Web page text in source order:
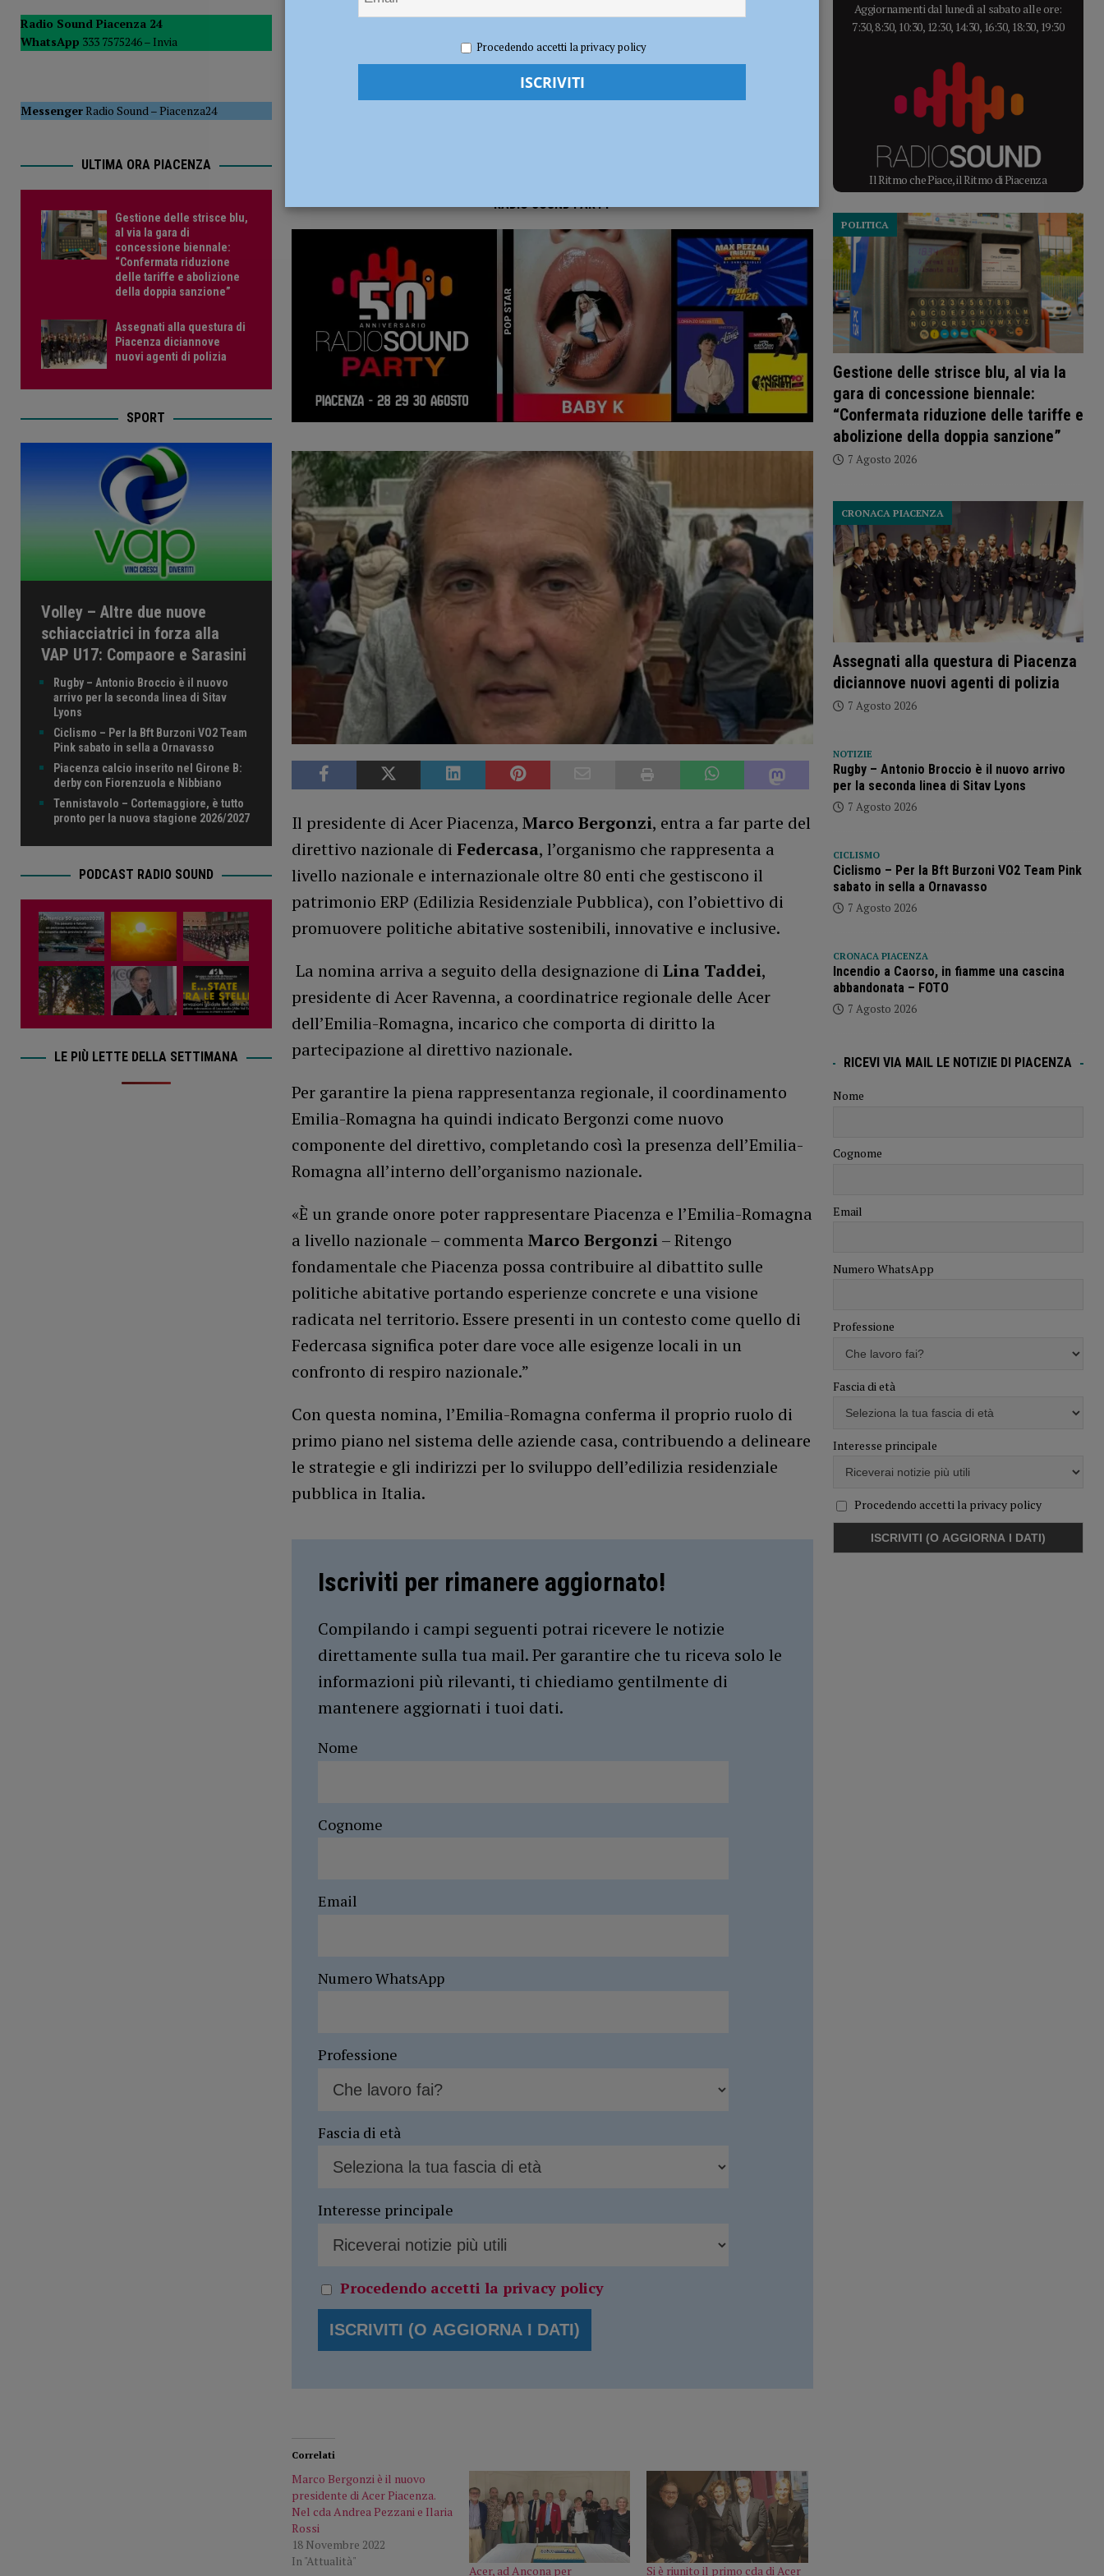
RADIO SOUND PARTY
Il presidente di Acer Piacenza, Marco Bergonzi, entra a far parte del
direttivo nazionale di Federcasa, l’organismo che rappresenta a
livello nazionale e internazionale oltre 80 enti che gestiscono il
patrimonio ERP (Edilizia Residenziale Pubblica), con l’obiettivo di
promuovere politiche abitative sostenibili, innovative e inclusive.
La nomina arriva a seguito della designazione di Lina Taddei,
presidente di Acer Ravenna, a coordinatrice regionale delle Acer
dell’Emilia-Romagna, incarico che comporta di diritto la
partecipazione al direttivo nazionale.
Per garantire la piena rappresentanza regionale, il coordinamento
Emilia-Romagna ha quindi indicato Bergonzi come nuovo
componente del direttivo, completando così la presenza dell’Emilia-
Romagna all’interno dell’organismo nazionale.
«È un grande onore poter rappresentare Piacenza e l’Emilia-Romagna
a livello nazionale – commenta Marco Bergonzi– Ritengo
fondamentale che Piacenza possa contribuire al dibattito sulle
politiche abitative portando esperienze concrete e una visione
radicata nel territorio. Essere presenti in un contesto come quello di
Federcasa significa poter dare voce alle esigenze locali in un
confronto di respiro nazionale.”
Con questa nomina, l’Emilia-Romagna conferma il proprio ruolo di
primo piano nel sistema delle aziende casa, contribuendo a delineare
le strategie e gli indirizzi per lo sviluppo dell’edilizia residenziale
pubblica in Italia.
Iscriviti per rimanere aggiornato!
Compilando i campi seguenti potrai ricevere le notizie
direttamente sulla tua mail. Per garantire che tu riceva solo le
informazioni più rilevanti, ti chiediamo gentilmente di
mantenere aggiornati i tuoi dati.
Nome
Cognome
Email
Numero WhatsApp
Professione
Fascia di età
Interesse principale
Procedendo accetti la privacy policy
Correlati
Marco Bergonzi è il nuovo
presidente di Acer Piacenza.
Nel cda Andrea Pezzani e Ilaria
Rossi
18 Novembre 2022
In "Attualità"
Acer, ad Ancona per Si è riunito il primo cda di Acer
Radio Sound Piacenza 24
WhatsApp 333 7575246 – Invia
MessengerRadio Sound–Piacenza24
ULTIMA ORA PIACENZA
Gestione delle strisce blu,
al via la gara di
concessione biennale:
“Confermata riduzione
delle tariffe e abolizione
della doppia sanzione”
Assegnati alla questura di
Piacenza diciannove
nuovi agenti di polizia
SPORT
Volley – Altre due nuove
schiacciatrici in forza alla
VAP U17: Compaore e Sarasini
Rugby – Antonio Broccio è il nuovo
arrivo per la seconda linea di Sitav
Lyons
Ciclismo – Per la Bft Burzoni VO2 Team
Pink sabato in sella a Ornavasso
Piacenza calcio inserito nel Girone B:
derby con Fiorenzuola e Nibbiano
Tennistavolo – Cortemaggiore, è tutto
pronto per la nuova stagione 2026/2027
PODCAST RADIO SOUND
LE PIÙ LETTE DELLA SETTIMANA
Aggiornamenti dal lunedì al sabato alle ore:
7:30, 8:30, 10:30, 12:30, 14:30, 16:30, 18:30, 19:30
Il Ritmo che Piace, il Ritmo di Piacenza
Gestione delle strisce blu, al via la
gara di concessione biennale:
“Confermata riduzione delle tariffe e
abolizione della doppia sanzione”
POLITICA
7 Agosto 2026
Assegnati alla questura di Piacenza
diciannove nuovi agenti di polizia
CRONACA PIACENZA
7 Agosto 2026
NOTIZIE
Rugby – Antonio Broccio è il nuovo arrivo
per la seconda linea di Sitav Lyons
7 Agosto 2026
CICLISMO
Ciclismo – Per la Bft Burzoni VO2 Team Pink
sabato in sella a Ornavasso
7 Agosto 2026
CRONACA PIACENZA
Incendio a Caorso, in fiamme una cascina
abbandonata – FOTO
7 Agosto 2026
RICEVI VIA MAIL LE NOTIZIE DI PIACENZA
Nome
Cognome
Email
Numero WhatsApp
Professione
Fascia di età
Interesse principale
Procedendo accetti la privacy policy
Procedendo accetti la privacy policy